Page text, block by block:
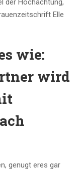
der Hochachtung,
Elle
wie:
wird
genugt eres gar